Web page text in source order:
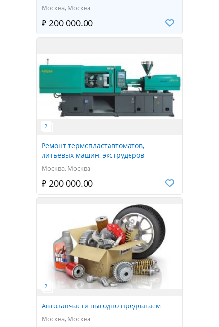
Москва, Москва
₽ 200 000.00
Ремонт термопластавтоматов,
литьевых машин, экструдеров
Москва, Москва
₽ 200 000.00
Автозапчасти выгодно предлагаем
Москва, Москва